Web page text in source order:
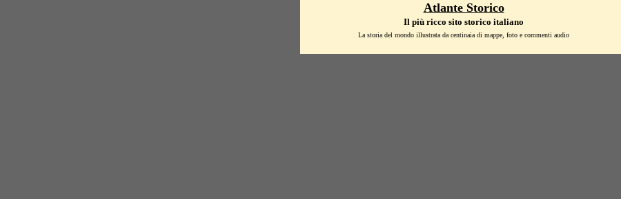
Atlante Storico
Il più ricco sito storico italiano
La storia del mondo illustrata da centinaia di mappe, foto e commenti audio